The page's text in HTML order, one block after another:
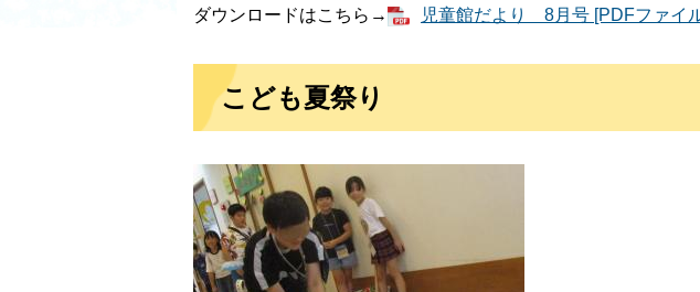
ダウンロードはこちら→ 児童館だより 8月号 [PDFファイ
こども夏祭り